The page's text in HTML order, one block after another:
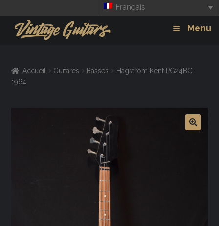
Français
Menu
Amplis
Accueil Guitares Basses
Hagstrom Kent PG24BG
1964